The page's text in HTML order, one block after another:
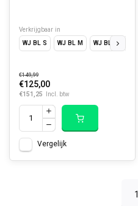
Verkrijgbaar in
WJ BL S
WJ BL M WJ BL L
€149,99
€125,00
€151,25 Incl. btw
Vergelijk
1